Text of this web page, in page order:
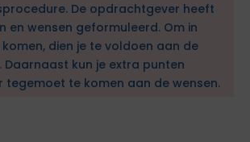
De opdrachtgever heeft
en wensen geformuleerd. Om in
dien je te voldoen aan de
Daarnaast kun je extra punten
tegemoet te komen aan de wensen.